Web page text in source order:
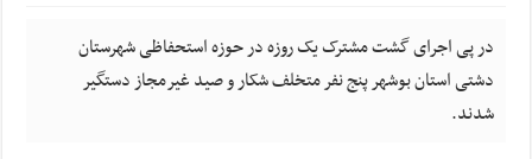
در پی اجرای گشت مشترک یک روزه در حوزه استحفاظی شهرستان
دشتی استان بوشهر پنج نفر متخلف شکار و صید غیرمجاز دستگیر
شدند.